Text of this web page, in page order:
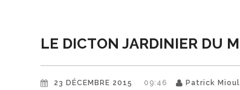
LE DICTON JARDINIER DU
23 DÉCEMBRE 2015 09:46 Patrick